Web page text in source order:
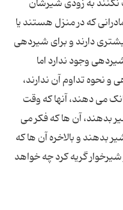
نکنند به زودی شیرشان
که در منزل هستند یا
دارند و برای شیردهی
وجود ندارد اما
و نحوه تداوم آن ندارند،
می دهند، آنها که وقت
بدهند، آن ها که فکر می
بدهند و بالاخره آن ها که
گریه کرد چه خواهد